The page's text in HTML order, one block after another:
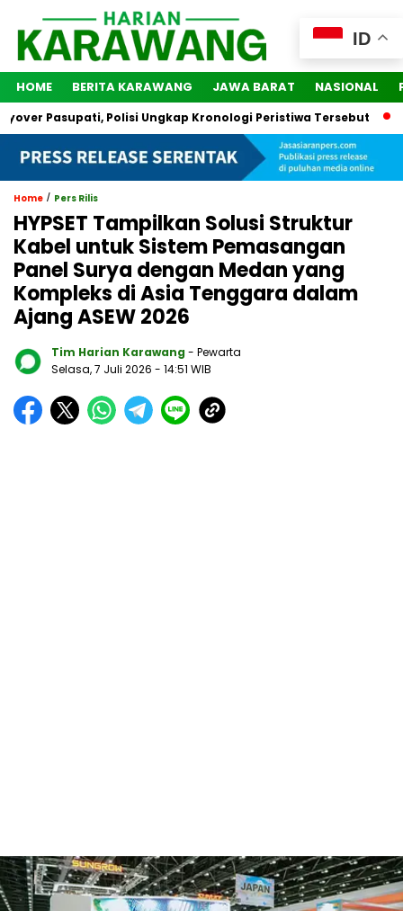
HOME BERITA KARAWANG JAWA BARAT NASIONAL
Pasupati, Polisi Ungkap Kronologi Peristiwa Tersebut 2
Home / Pers Rilis
HYPSET Tampilkan Solusi Struktur
Kabel untuk Sistem Pemasangan
Panel Surya dengan Medan yang
Kompleks di Asia Tenggara dalam
Ajang ASEW 2026
Tim Harian Karawang - Pewarta
Selasa, 7 Juli 2026 - 14:51 WIB
ID